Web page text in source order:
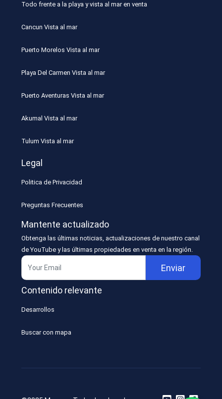
Todo frente a la playa y vista al mar en venta
Cancun Vista al mar
Puerto Morelos Vista al mar
Playa Del Carmen Vista al mar
Puerto Aventuras Vista al mar
Akumal Vista al mar
Tulum Vista al mar
Legal
Politica de Privacidad
Preguntas Frecuentes
Mantente actualizado
Obtenga las últimas noticias, actualizaciones de nuestro canal
de YouTube y las últimas propiedades en venta en la región.
Enviar
Contenido relevante
Desarrollos
Buscar con mapa